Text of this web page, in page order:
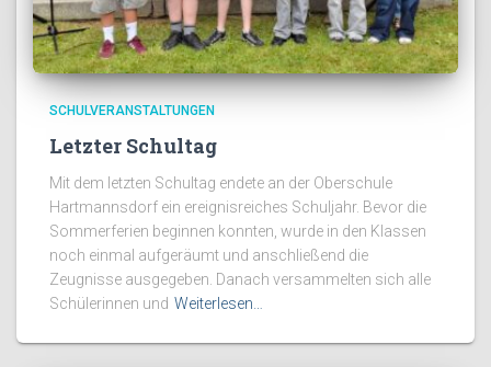
SCHULVERANSTALTUNGEN
Letzter Schultag
Mit dem letzten Schultag endete an der Oberschule
Hartmannsdorf ein ereignisreiches Schuljahr. Bevor die
Sommerferien beginnen konnten, wurde in den Klassen
noch einmal aufgeräumt und anschließend die
Zeugnisse ausgegeben. Danach versammelten sich alle
Schülerinnen und Weiterlesen…